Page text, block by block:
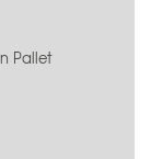
Pallet